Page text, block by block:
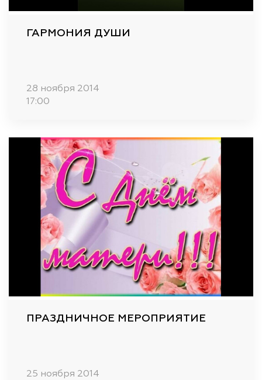
ГАРМОНИЯ ДУШИ
28 ноября 2014
17:00
ПРАЗДНИЧНОЕ МЕРОПРИЯТИЕ
25 ноября 2014